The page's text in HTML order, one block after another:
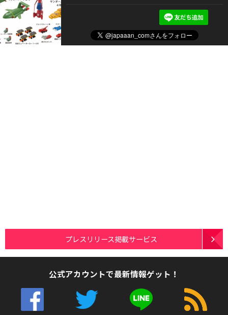
プレスリリース掲載サービス
公式アカウントで最新情報ゲット！